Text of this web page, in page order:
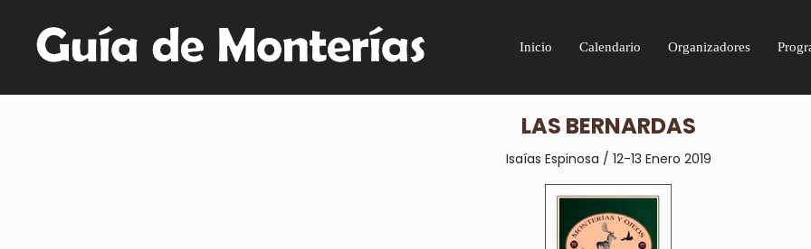
Inicio Calendario Organizadores
LAS BERNARDAS
Isaías Espinosa / 12-13 Enero 2019